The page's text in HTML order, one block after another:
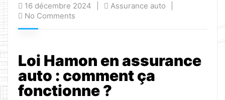
16 décembre 2024
Assurance auto
No Comments
Loi Hamon en assurance
auto : comment ça
fonctionne ?